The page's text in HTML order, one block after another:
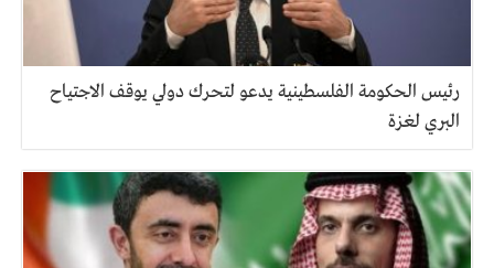
رئيس الحكومة الفلسطينية يدعو لتحرك دولي يوقف الاجتياح
البري لغزة